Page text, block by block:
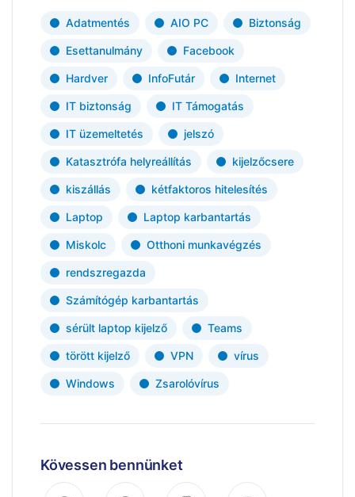
Adatmentés AIO PC Biztonság
Esettanulmány Facebook
Hardver InfoFutár Internet
IT biztonság IT Támogatás
IT üzemeltetés jelszó
Katasztrófa helyreállítás kijelzőcsere
kiszállás kétfaktoros hitelesítés
Laptop Laptop karbantartás
Miskolc Otthoni munkavégzés
rendszregazda
Számítógép karbantartás
sérült laptop kijelző Teams
törött kijelző VPN vírus
Windows Zsarolóvírus
Kövessen bennünket